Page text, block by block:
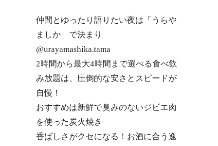
仲間とゆったり語りたい夜は「うらや
ましか」で決まり
@urayamashika.tama
2時間から最大4時間まで選べる食べ飲
み放題は、圧倒的な安さとスピードが
自慢！
おすすめは新鮮で臭みのないジビエ肉
を使った炭火焼き
香ばしさがクセになる！お酒に合う逸